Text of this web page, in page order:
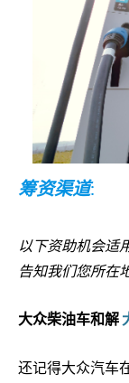
筹资渠道:
以下资助机会适
告知我们您所在
大众柴油车和解
还记得大众汽车